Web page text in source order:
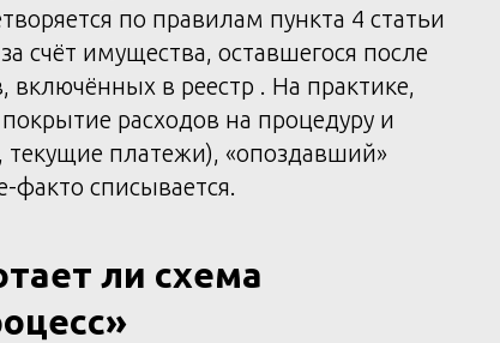
по правилам пункта 4 статьи
счёт имущества, оставшегося после
включённых в реестр . На практике,
расходов на процедуру и
платежи), «опоздавший»
факто списывается.
ли схема